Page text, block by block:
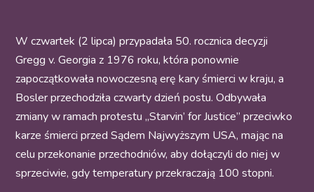
W czwartek (2 lipca) przypadała 50. rocznica decyzji
Gregg v. Georgia z 1976 roku, która ponownie
zapoczątkowała nowoczesną erę kary śmierci w kraju, a
Bosler przechodziła czwarty dzień postu. Odbywała
zmiany w ramach protestu „Starvin’ for Justice” przeciwko
karze śmierci przed Sądem Najwyższym USA, mając na
celu przekonanie przechodniów, aby dołączyli do niej w
sprzeciwie, gdy temperatury przekraczają 100 stopni.